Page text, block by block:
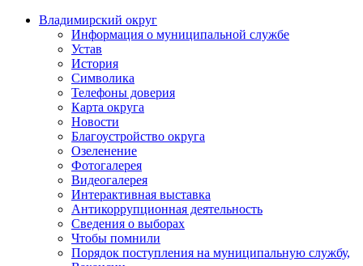
Владимирский округ
Информация о муниципальной службе
Устав
История
Символика
Телефоны доверия
Карта округа
Новости
Благоустройство округа
Озеленение
Фотогалерея
Видеогалерея
Интерактивная выставка
Антикоррупционная деятельность
Сведения о выборах
Чтобы помнили
Порядок поступления на муниципальную службу,